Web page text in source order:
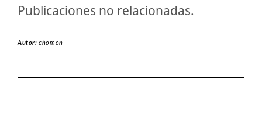
Publicaciones no relacionadas.
Autor:chomon